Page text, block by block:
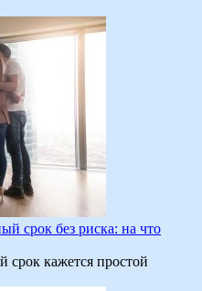
срок без риска: на что
срок кажется простой